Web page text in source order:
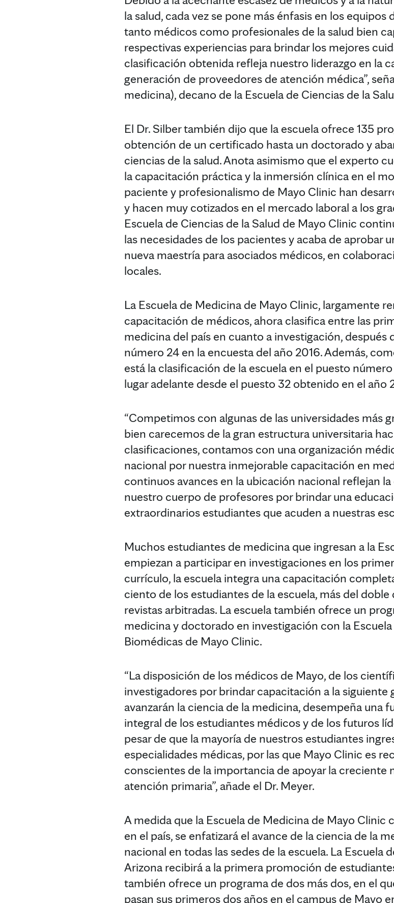
la salud, cada vez se pone más énfasis en los
tanto médicos como profesionales de la salud bien
respectivas experiencias para brindar los mejores
clasificación obtenida refleja nuestro liderazgo en la
generación de proveedores de atención médica”,
medicina), decano de la Escuela de Ciencias de la
El Dr. Silber también dijo que la escuela ofrece 135
obtención de un certificado hasta un doctorado y
ciencias de la salud. Anota asimismo que el experto
la capacitación práctica y la inmersión clínica en el
paciente y profesionalismo de Mayo Clinic han
y hacen muy cotizados en el mercado laboral a los
Escuela de Ciencias de la Salud de Mayo Clinic
las necesidades de los pacientes y acaba de aprobar
nueva maestría para asociados médicos, en
locales.
La Escuela de Medicina de Mayo Clinic, largamente
capacitación de médicos, ahora clasifica entre las
medicina del país en cuanto a investigación, después
número 24 en la encuesta del año 2016. Además,
está la clasificación de la escuela en el puesto
lugar adelante desde el puesto 32 obtenido en el año
“Competimos con algunas de las universidades más
bien carecemos de la gran estructura universitaria
clasificaciones, contamos con una organización
nacional por nuestra inmejorable capacitación en
continuos avances en la ubicación nacional reflejan
nuestro cuerpo de profesores por brindar una
extraordinarios estudiantes que acuden a nuestras
Muchos estudiantes de medicina que ingresan a la
empiezan a participar en investigaciones en los
currículo, la escuela integra una capacitación
ciento de los estudiantes de la escuela, más del
revistas arbitradas. La escuela también ofrece un
medicina y doctorado en investigación con la
Biomédicas de Mayo Clinic.
“La disposición de los médicos de Mayo, de los
investigadores por brindar capacitación a la
avanzarán la ciencia de la medicina, desempeña una
integral de los estudiantes médicos y de los futuros
pesar de que la mayoría de nuestros estudiantes
especialidades médicas, por las que Mayo Clinic es
conscientes de la importancia de apoyar la creciente
atención primaria”, añade el Dr. Meyer.
A medida que la Escuela de Medicina de Mayo Clinic
en el país, se enfatizará el avance de la ciencia de la
nacional en todas las sedes de la escuela. La Escuela
Arizona recibirá a la primera promoción de
también ofrece un programa de dos más dos, en el
pasan sus primeros dos años en el campus de Mayo